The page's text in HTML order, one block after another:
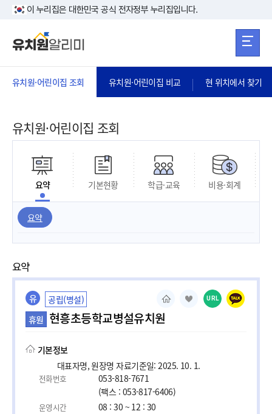
본문 바로가기
이 누리집은 대한민국 공식 전자정부 누리집입니다.
유치원·어린이집 조회 유치원·어린이집 비교 현 위치에서 찾기
유치원·어린이집 조회
요약 기본현황 학급·교육 비용·회계
요약
요약
유
공립(병설)
휴원 현흥초등학교병설유치원
URL
기본정보
대표자명, 원장명 자료기준일: 2025. 10. 1.
전화번호
053-818-7671
(팩스 : 053-817-6406)
운영시간 08 : 30 ~ 12 : 30